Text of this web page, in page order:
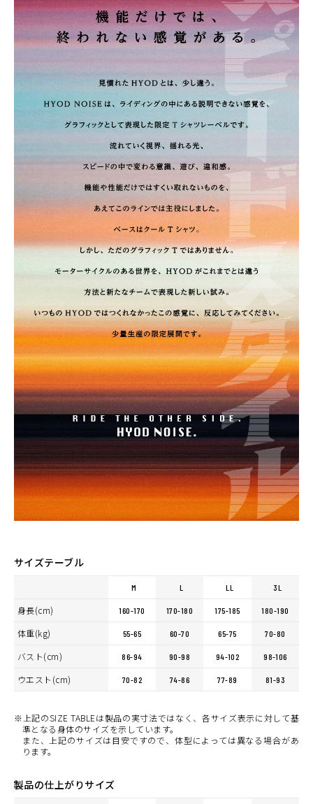
サイズテーブル
M L LL 3L
身長(cm) 160-170 170-180 175-185 180-190
体重(kg) 55-65 60-70 65-75 70-80
バスト(cm) 86-94 90-98 94-102 98-106
ウエスト(cm) 70-82 74-86 77-89 81-93
※上記のSIZE TABLEは製品の実寸法ではなく、各サイズ表示に対して基
準となる身体のサイズを示しています。
また、上記のサイズは目安ですので、体型によっては異なる場合があ
ります。
製品の仕上がりサイズ
WHITE
L
¥7,150(税込)
カートに入れる
¥7,150 (税込)
カートに入れる